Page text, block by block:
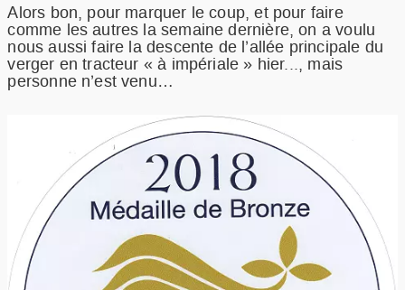
Alors bon, pour marquer le coup, et pour faire
comme les autres la semaine dernière, on a voulu
nous aussi faire la descente de l’allée principale du
verger en tracteur « à impériale » hier..., mais
personne n’est venu…